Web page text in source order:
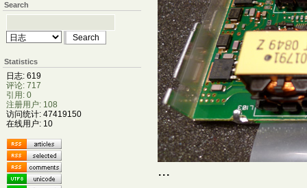
...
Search
Statistics
日志: 619
评论: 717
引用: 0
注册用户: 108
访问统计: 47419150
在线用户: 10